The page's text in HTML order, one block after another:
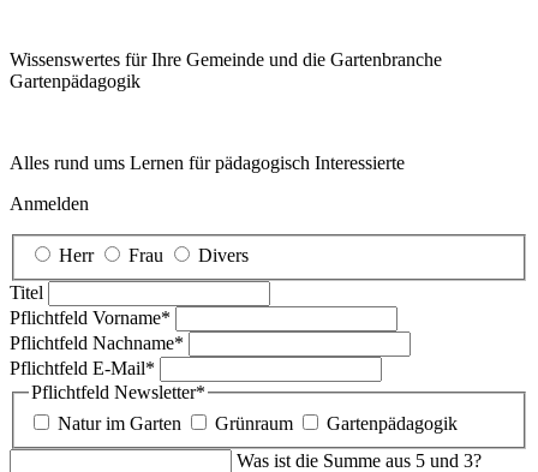
Wissenswertes für Ihre Gemeinde und die Gartenbranche
Garten­pädagogik
Alles rund ums Lernen für pädagogisch Interessierte
Anmelden
Herr Frau
Divers
Titel
Pflichtfeld Vorname*
Pflichtfeld Nachname*
Pflichtfeld E-Mail*
Pflichtfeld Newsletter*
Natur im Garten
Grünraum
Gartenpädagogik
Was ist die Summe aus 5 und 3?